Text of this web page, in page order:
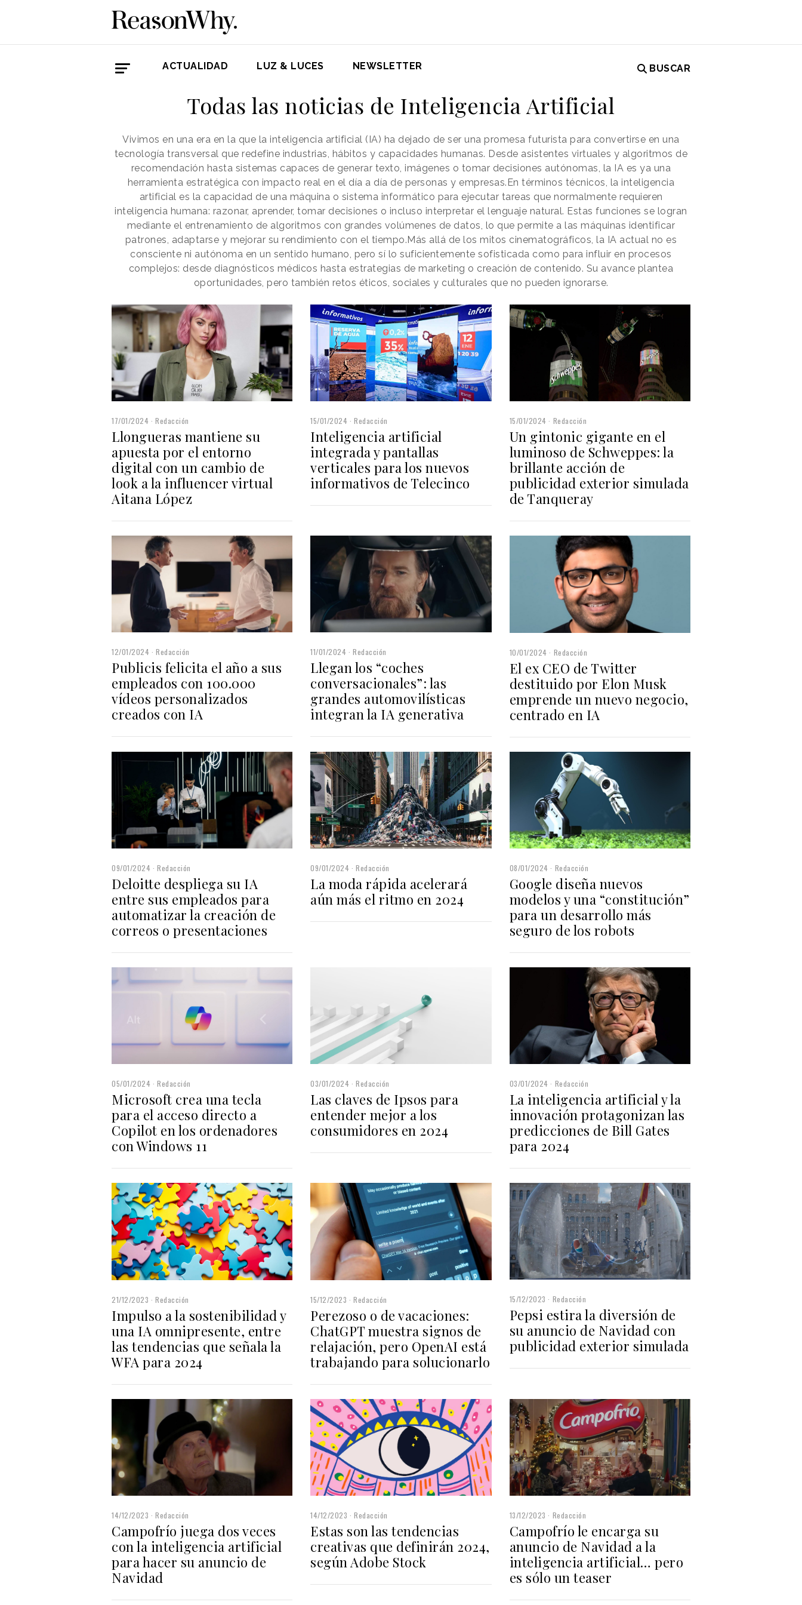
ACTUALIDAD LUZ & LUCES NEWSLETTER BUSCAR
Todas las noticias de Inteligencia Artificial
Vivimos en una era en la que la inteligencia artificial (IA) ha dejado de ser una promesa futurista para convertirse en una
tecnología transversal que redefine industrias, hábitos y capacidades humanas. Desde asistentes virtuales y algoritmos de
recomendación hasta sistemas capaces de generar texto, imágenes o tomar decisiones autónomas, la IA es ya una
herramienta estratégica con impacto real en el día a día de personas y empresas.En términos técnicos, la inteligencia
artificial es la capacidad de una máquina o sistema informático para ejecutar tareas que normalmente requieren
inteligencia humana: razonar, aprender, tomar decisiones o incluso interpretar el lenguaje natural. Estas funciones se logran
mediante el entrenamiento de algoritmos con grandes volúmenes de datos, lo que permite a las máquinas identificar
patrones, adaptarse y mejorar su rendimiento con el tiempo.Más allá de los mitos cinematográficos, la IA actual no es
consciente ni autónoma en un sentido humano, pero sí lo suficientemente sofisticada como para influir en procesos
complejos: desde diagnósticos médicos hasta estrategias de marketing o creación de contenido. Su avance plantea
oportunidades, pero también retos éticos, sociales y culturales que no pueden ignorarse.
17/01/2024 Redacción
Llongueras mantiene su
apuesta por el entorno
digital con un cambio de
look a la influencer virtual
Aitana López
15/01/2024 Redacción
Inteligencia artificial
integrada y pantallas
verticales para los nuevos
informativos de Telecinco
15/01/2024 Redacción
Un gintonic gigante en el
luminoso de Schweppes: la
brillante acción de
publicidad exterior simulada
de Tanqueray
12/01/2024 Redacción
Publicis felicita el año a sus
empleados con 100.000
vídeos personalizados
creados con IA
11/01/2024 Redacción
Llegan los “coches
conversacionales”: las
grandes automovilísticas
integran la IA generativa
10/01/2024 Redacción
El ex CEO de Twitter
destituido por Elon Musk
emprende un nuevo negocio,
centrado en IA
09/01/2024 Redacción
Deloitte despliega su IA
entre sus empleados para
automatizar la creación de
correos o presentaciones
09/01/2024 Redacción
La moda rápida acelerará
aún más el ritmo en 2024
08/01/2024 Redacción
Google diseña nuevos
modelos y una “constitución”
para un desarrollo más
seguro de los robots
05/01/2024 Redacción
Microsoft crea una tecla
para el acceso directo a
Copilot en los ordenadores
con Windows 11
03/01/2024 Redacción
Las claves de Ipsos para
entender mejor a los
consumidores en 2024
03/01/2024 Redacción
La inteligencia artificial y la
innovación protagonizan las
predicciones de Bill Gates
para 2024
21/12/2023 Redacción
Impulso a la sostenibilidad y
una IA omnipresente, entre
las tendencias que señala la
WFA para 2024
15/12/2023 Redacción
Perezoso o de vacaciones:
ChatGPT muestra signos de
relajación, pero OpenAI está
trabajando para solucionarlo
15/12/2023 Redacción
Pepsi estira la diversión de
su anuncio de Navidad con
publicidad exterior simulada
14/12/2023 Redacción
Campofrío juega dos veces
con la inteligencia artificial
para hacer su anuncio de
Navidad
14/12/2023 Redacción
Estas son las tendencias
creativas que definirán 2024,
según Adobe Stock
13/12/2023 Redacción
Campofrío le encarga su
anuncio de Navidad a la
inteligencia artificial… pero
es sólo un teaser